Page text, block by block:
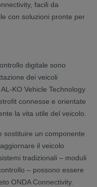
facili da
con soluzioni pronte per
digitale sono
dei veicoli
KO Vehicle Technology
connesse e orientate
la vita utile del veicolo.
sostituire un componente
il veicolo
tradizionali – moduli
– possono essere
ONDA Connectivity.